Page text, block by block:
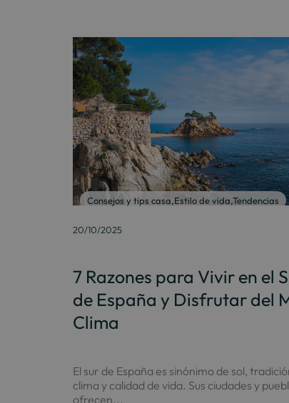
Consejos y tips casa,Estilo de vida,Tendencias
20/10/2025
7 Razones para Vivir en el
de España y Disfrutar del
Clima
El sur de España es sinónimo de sol,
clima y calidad de vida. Sus ciudades y
ofrecen...